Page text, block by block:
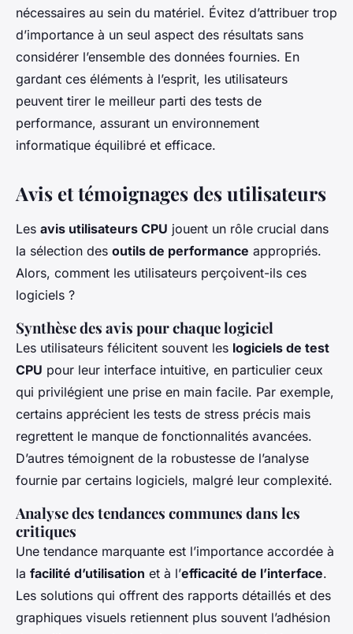
nécessaires au sein du matériel. Évitez d’attribuer trop
d’importance à un seul aspect des résultats sans
considérer l’ensemble des données fournies. En
gardant ces éléments à l’esprit, les utilisateurs
peuvent tirer le meilleur parti des tests de
performance, assurant un environnement
informatique équilibré et efficace.
Avis et témoignages des utilisateurs
Les avis utilisateurs CPU jouent un rôle crucial dans
la sélection des outils de performance appropriés.
Alors, comment les utilisateurs perçoivent-ils ces
logiciels ?
Synthèse des avis pour chaque logiciel
Les utilisateurs félicitent souvent les logiciels de test
CPU pour leur interface intuitive, en particulier ceux
qui privilégient une prise en main facile. Par exemple,
certains apprécient les tests de stress précis mais
regrettent le manque de fonctionnalités avancées.
D’autres témoignent de la robustesse de l’analyse
fournie par certains logiciels, malgré leur complexité.
Analyse des tendances communes dans les
critiques
Une tendance marquante est l’importance accordée à
la facilité d’utilisation et à l’efficacité de l’interface.
Les solutions qui offrent des rapports détaillés et des
graphiques visuels retiennent plus souvent l’adhésion